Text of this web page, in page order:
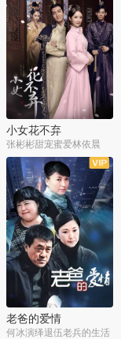
小女花不弃
张彬彬甜宠蜜爱林依晨
全32集
老爸的爱情
何冰演绎退伍老兵的生活